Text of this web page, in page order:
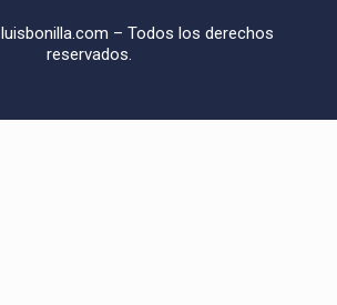
luisbonilla.com – Todos los derechos
reservados.